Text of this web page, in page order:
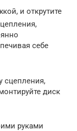
и открутите
себе
сцепления,
диск
руками